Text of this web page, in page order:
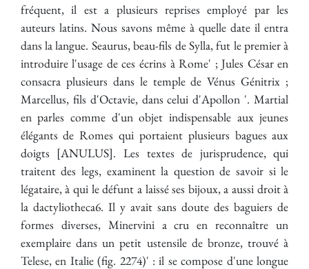
fréquent, il est a plusieurs reprises employé par les
auteurs latins. Nous savons même à quelle date il entra
dans la langue. Seaurus, beau-fils de Sylla, fut le premier à
introduire l'usage de ces écrins à Rome' ; Jules César en
consacra plusieurs dans le temple de Vénus Génitrix ;
Marcellus, fils d'Octavie, dans celui d'Apollon '. Martial
en parles comme d'un objet indispensable aux jeunes
élégants de Romes qui portaient plusieurs bagues aux
doigts [ANULUS]. Les textes de jurisprudence, qui
traitent des legs, examinent la question de savoir si le
légataire, à qui le défunt a laissé ses bijoux, a aussi droit à
la dactyliotheca6. Il y avait sans doute des baguiers de
formes diverses, Minervini a cru en reconnaître un
exemplaire dans un petit ustensile de bronze, trouvé à
Telese, en Italie (fig. 2274)' : il se compose d'une longue